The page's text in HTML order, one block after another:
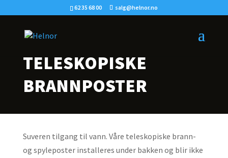
62 35 68 00 salg@helnor.no
TELESKOPISKE
BRANNPOSTER
Suveren tilgang til vann. Våre teleskopiske brann-
og spyleposter installeres under bakken og blir ikke